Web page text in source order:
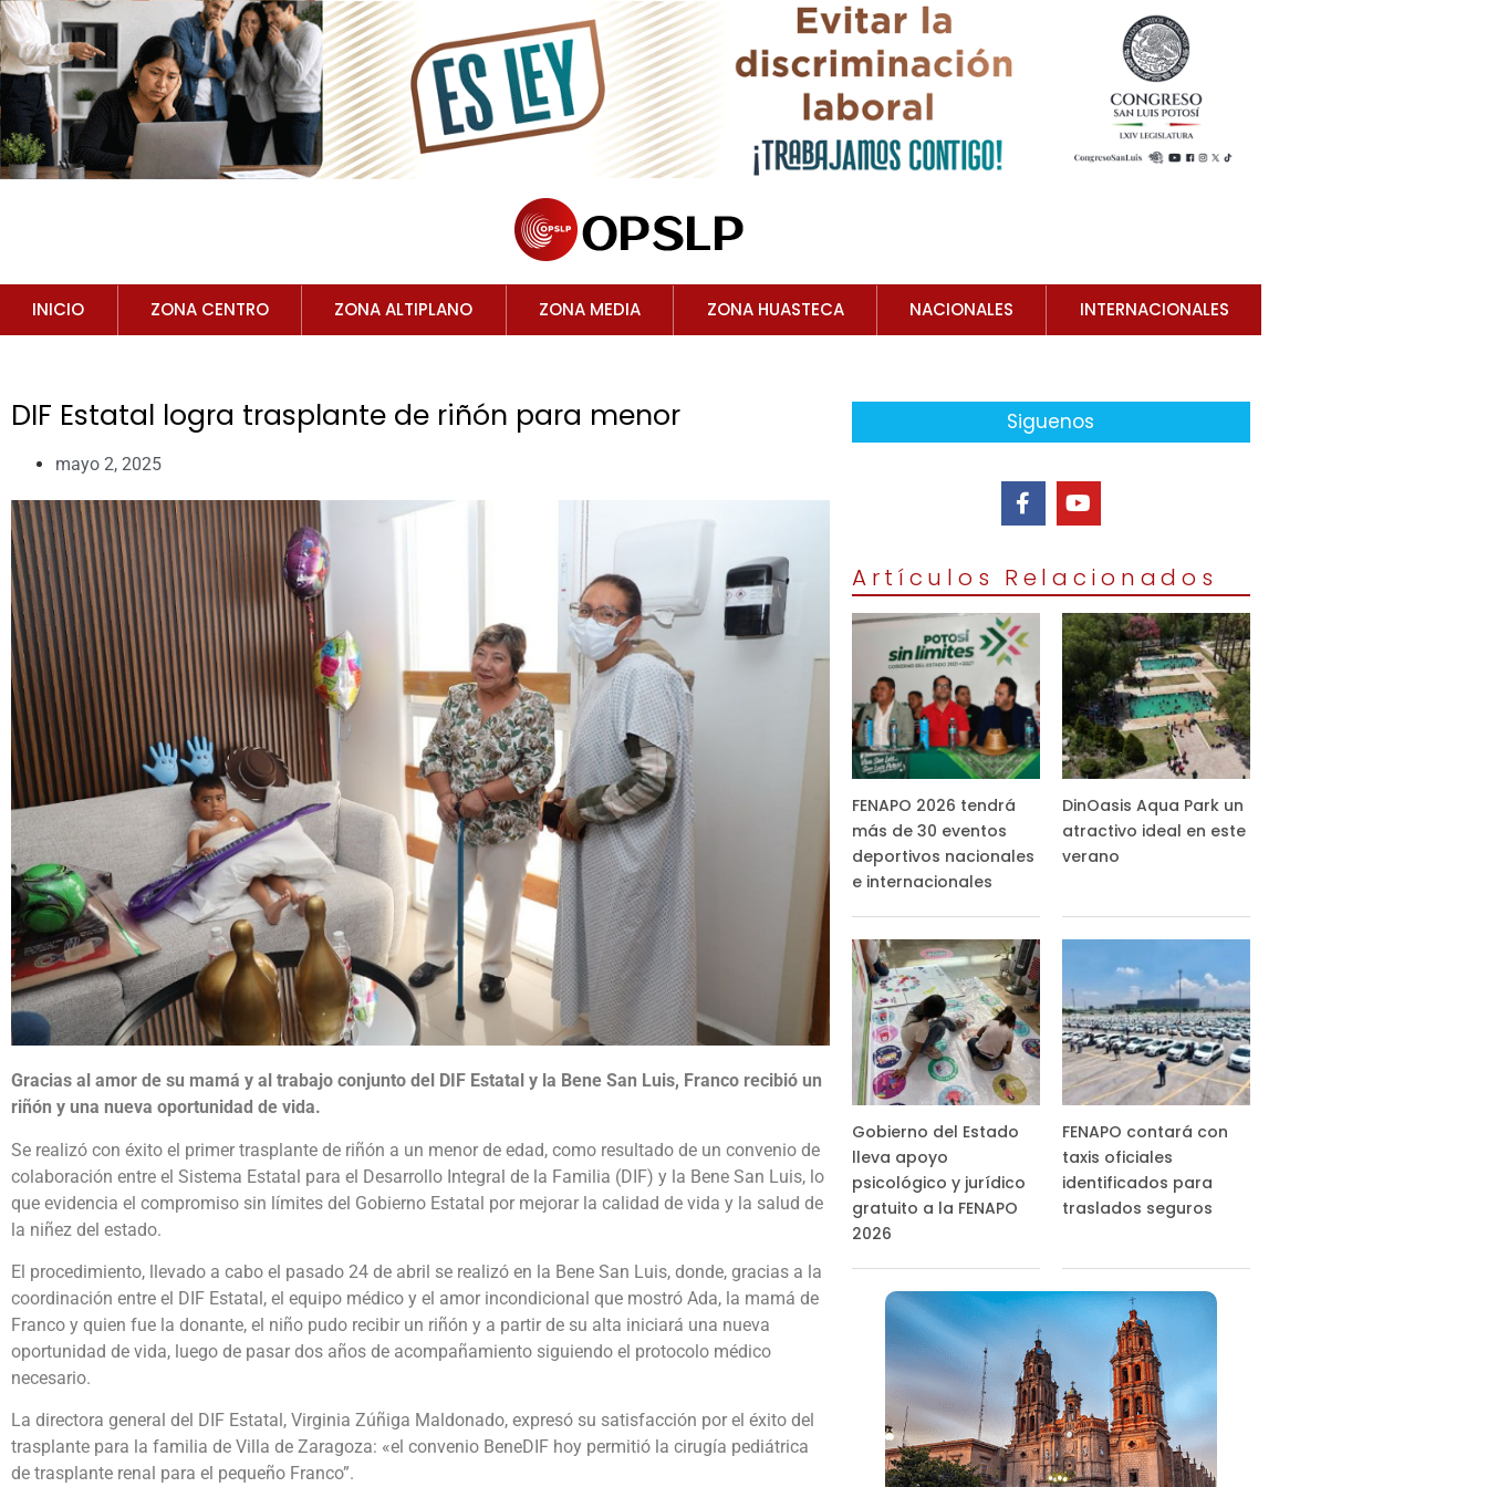
INICIO ZONA CENTRO ZONA ALTIPLANO ZONA MEDIA ZONA HUASTECA NACIONALES INTERNACIONALES
DIF Estatal logra trasplante de riñón para menor
mayo 2, 2025
Gracias al amor de su mamá y al trabajo conjunto del DIF Estatal y la Bene San Luis, Franco recibió un
riñón y una nueva oportunidad de vida.
Se realizó con éxito el primer trasplante de riñón a un menor de edad, como resultado de un convenio de
colaboración entre el Sistema Estatal para el Desarrollo Integral de la Familia (DIF) y la Bene San Luis, lo
que evidencia el compromiso sin límites del Gobierno Estatal por mejorar la calidad de vida y la salud de
la niñez del estado.
El procedimiento, llevado a cabo el pasado 24 de abril se realizó en la Bene San Luis, donde, gracias a la
coordinación entre el DIF Estatal, el equipo médico y el amor incondicional que mostró Ada, la mamá de
Franco y quien fue la donante, el niño pudo recibir un riñón y a partir de su alta iniciará una nueva
oportunidad de vida, luego de pasar dos años de acompañamiento siguiendo el protocolo médico
necesario.
La directora general del DIF Estatal, Virginia Zúñiga Maldonado, expresó su satisfacción por el éxito del
trasplante para la familia de Villa de Zaragoza: «el convenio BeneDIF hoy permitió la cirugía pediátrica
de trasplante renal para el pequeño Franco”.
Siguenos
Artículos Relacionados
FENAPO 2026 tendrá
más de 30 eventos
deportivos nacionales
e internacionales
DinOasis Aqua Park un
atractivo ideal en este
verano
Gobierno del Estado
lleva apoyo
psicológico y jurídico
gratuito a la FENAPO
2026
FENAPO contará con
taxis oficiales
identificados para
traslados seguros